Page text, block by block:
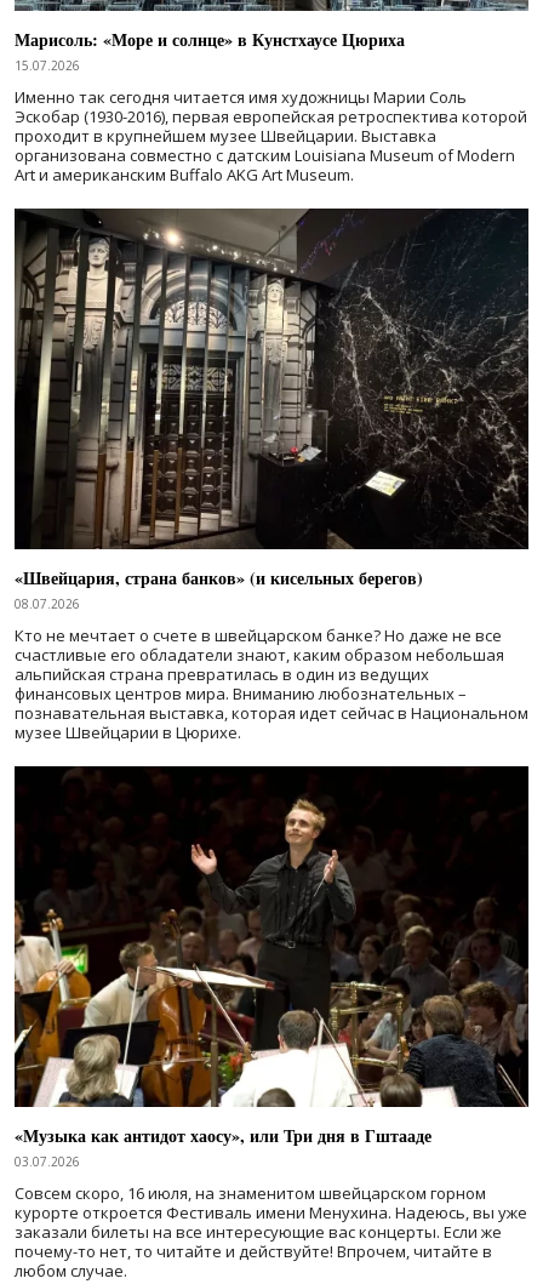
Марисоль: «Море и солнце» в Кунстхаусе Цюриха
15.07.2026
Именно так сегодня читается имя художницы Марии Соль
Эскобар (1930-2016), первая европейская ретроспектива которой
проходит в крупнейшем музее Швейцарии. Выставка
организована совместно с датским Louisiana Museum of Modern
Art и американским Buffalo AKG Art Museum.
«Швейцария, страна банков» (и кисельных берегов)
08.07.2026
Кто не мечтает о счете в швейцарском банке? Но даже не все
счастливые его обладатели знают, каким образом небольшая
альпийская страна превратилась в один из ведущих
финансовых центров мира. Вниманию любознательных –
познавательная выставка, которая идет сейчас в Национальном
музее Швейцарии в Цюрихе.
«Музыка как антидот хаосу», или Три дня в Гштааде
03.07.2026
Совсем скоро, 16 июля, на знаменитом швейцарском горном
курорте откроется Фестиваль имени Менухина. Надеюсь, вы уже
заказали билеты на все интересующие вас концерты. Если же
почему-то нет, то читайте и действуйте! Впрочем, читайте в
любом случае.